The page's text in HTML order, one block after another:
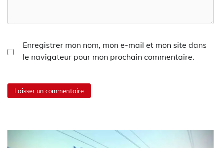
Enregistrer mon nom, mon e-mail et mon site dans
le navigateur pour mon prochain commentaire.